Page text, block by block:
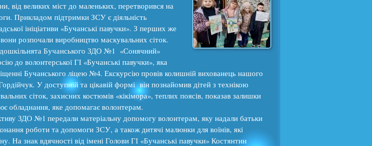
від великих міст до маленьких, перетворився на
Прикладом підтримки ЗСУ є діяльність
ініціативи «Бучанські павучки». З перших же
розпочали виробництво маскувальних сіток.
Бучанського ЗДО №1 «Сонячний»
до волонтерської ГІ «Бучанські павучки», яка
Бучанського ліцею №4. Екскурсію провів колишній вихованець нашого
У доступній та цікавій формі він познайомив дітей з технікою
сіток, захисних костюмів «кікімора», теплих поясів, показав залишки
обладнання, яке допомагає волонтерам.
ЗДО №1 передали матеріальну допомогу волонтерам, яку надали батьки
роботи та допомоги ЗСУ, а також дитячі малюнки для воїнів, які
На знак вдячності від імені Голови ГІ «Бучанські павучки» Костянтин